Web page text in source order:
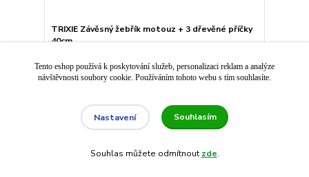
TRIXIE Závěsný žebřík motouz + 3 dřevěné příčky
40cm
81 Kč
67 Kčbez DPH
Expedujeme do 2 -
3 dnů
Přidat do košíku
Tento eshop používá k poskytování služeb, personalizaci reklam a analýze
návštěvnosti soubory cookie. Používáním tohoto webu s tím souhlasíte.
Nastavení Souhlasím
Souhlas můžete odmítnout zde.